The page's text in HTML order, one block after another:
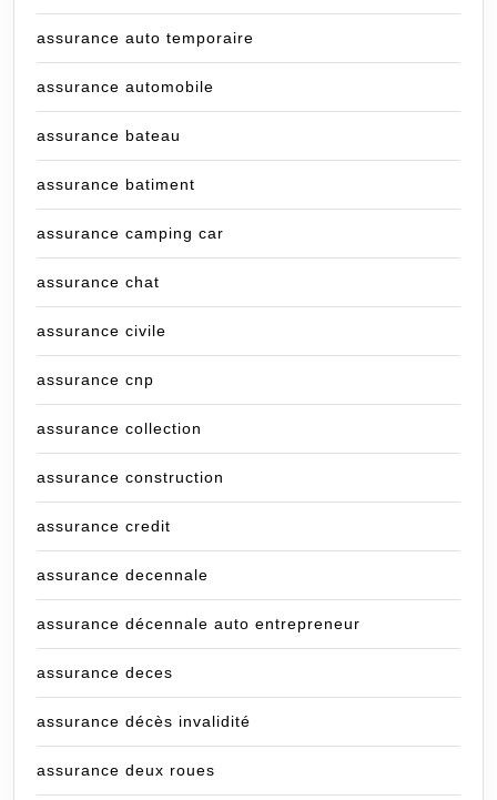
assurance auto temporaire
assurance automobile
assurance bateau
assurance batiment
assurance camping car
assurance chat
assurance civile
assurance cnp
assurance collection
assurance construction
assurance credit
assurance decennale
assurance décennale auto entrepreneur
assurance deces
assurance décès invalidité
assurance deux roues